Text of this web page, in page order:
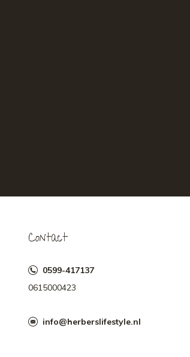
Contact
0599-417137
0615000423
info@herberslifestyle.nl